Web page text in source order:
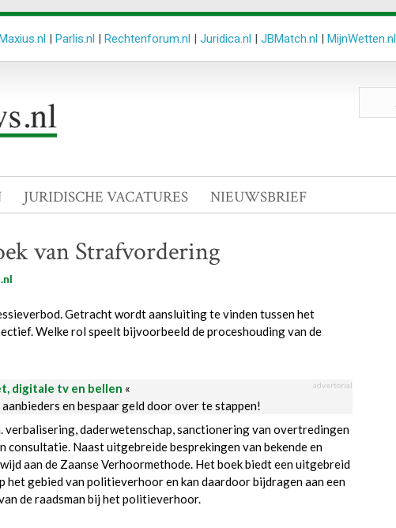
| Parlis.nl | Rechtenforum.nl | Juridica.nl | JBMatch.nl | MijnWetten.nl
JURIDISCHE VACATURES NIEUWSBRIEF
van Strafvordering
Getracht wordt aansluiting te vinden tussen het
Welke rol speelt bijvoorbeeld de proceshouding van de
digitale tv en bellen « advertorial
en bespaar geld door over te stappen!
daderwetenschap, sanctionering van overtredingen
consultatie. Naast uitgebreide besprekingen van bekende en
aan de Zaanse Verhoormethode. Het boek biedt een uitgebreid
gebied van politieverhoor en kan daardoor bijdragen aan een
de raadsman bij het politieverhoor.